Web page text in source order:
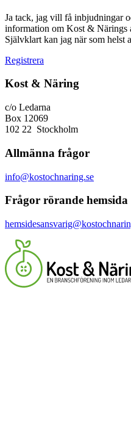
Ja tack, jag vill få inbjudningar
information om Kost & Närings
Självklart kan jag när som helst
Registrera
Kost & Näring
c/o Ledarna
Box 12069
102 22 Stockholm
Allmänna frågor
info@kostochnaring.se
Frågor rörande hemsida